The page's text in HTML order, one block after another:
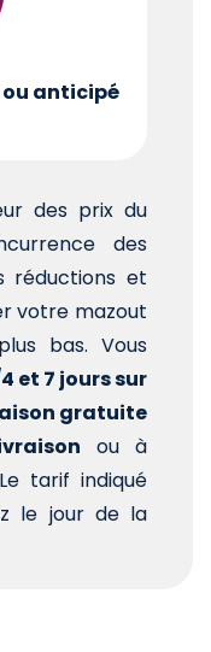
anticipé
des prix du
des
réductions et
votre mazout
bas. Vous
et 7 jours sur
gratuite
ou à
tarif indiqué
le jour de la